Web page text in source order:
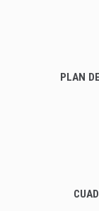
PLAN